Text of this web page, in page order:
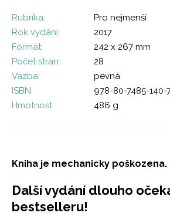
Rubrika:
Pro nejmenší
Rok vydání:
2017
Formát:
242 x 267 mm
Počet stran:
28
Vazba:
pevná
ISBN:
978-80-7485-140-
Hmotnost:
486 g
Kniha je mechanicky poškozena.
Další vydání dlouho
bestselleru!